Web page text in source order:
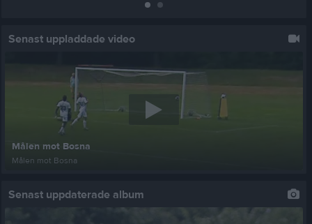
Senast uppladdade video
Målen mot Bosna
Målen mot Bosna
Senast uppdaterade album